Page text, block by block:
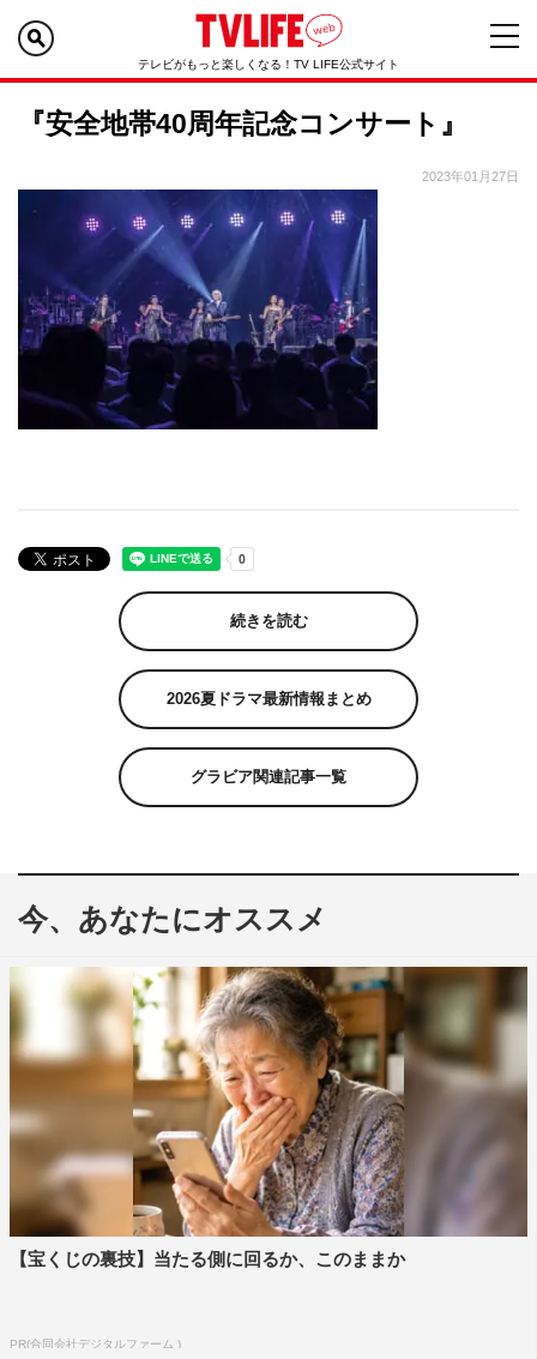
テレビがもっと楽しくなる！TV LIFE公式サイト
『安全地帯40周年記念コンサート』
2023年01月27日
続きを読む
2026夏ドラマ最新情報まとめ
グラビア関連記事一覧
今、あなたにオススメ
【宝くじの裏技】当たる側に回るか、このままか
PR(合同会社デジタルファーム )